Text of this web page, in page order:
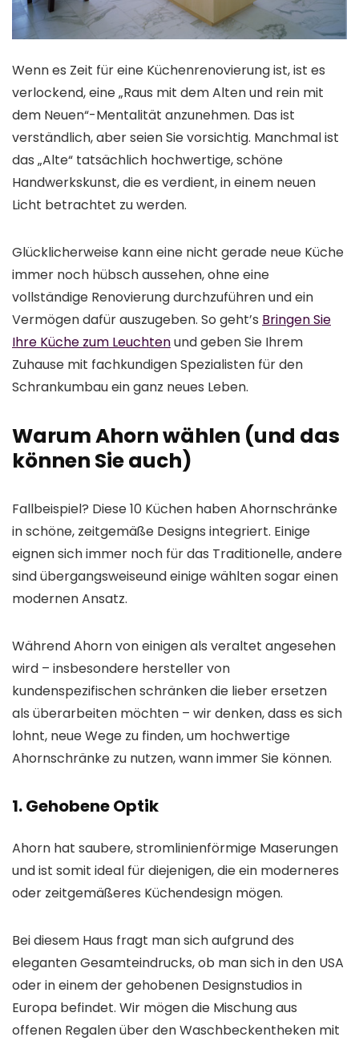
Wenn es Zeit für eine Küchenrenovierung ist, ist es
verlockend, eine „Raus mit dem Alten und rein mit
dem Neuen“-Mentalität anzunehmen. Das ist
verständlich, aber seien Sie vorsichtig. Manchmal ist
das „Alte“ tatsächlich hochwertige, schöne
Handwerkskunst, die es verdient, in einem neuen
Licht betrachtet zu werden.
Glücklicherweise kann eine nicht gerade neue Küche
immer noch hübsch aussehen, ohne eine
vollständige Renovierung durchzuführen und ein
Vermögen dafür auszugeben. So geht’s Bringen Sie
Ihre Küche zum Leuchtenund geben Sie Ihrem
Zuhause mit fachkundigen Spezialisten für den
Schrankumbau ein ganz neues Leben.
Warum Ahorn wählen (und das
können Sie auch)
Fallbeispiel? Diese 10 Küchen haben Ahornschränke
in schöne, zeitgemäße Designs integriert. Einige
eignen sich immer noch für das Traditionelle,andere
sind übergangsweiseund einige wählten sogar einen
modernen Ansatz.
Während Ahorn von einigen als veraltet angesehen
wird – insbesondere hersteller von
kundenspezifischen schränkendie lieber ersetzen
als überarbeiten möchten – wir denken, dass es sich
lohnt, neue Wege zu finden, um hochwertige
Ahornschränke zu nutzen, wann immer Sie können.
1. Gehobene Optik
Ahorn hat saubere, stromlinienförmige Maserungen
und ist somit ideal für diejenigen, die ein moderneres
oder zeitgemäßeres Küchendesign mögen.
Bei diesem Haus fragt man sich aufgrund des
eleganten Gesamteindrucks, ob man sich in den USA
oder in einem der gehobenen Designstudios in
Europa befindet. Wir mögen die Mischung aus
offenen Regalenüber den Waschbeckentheken mit